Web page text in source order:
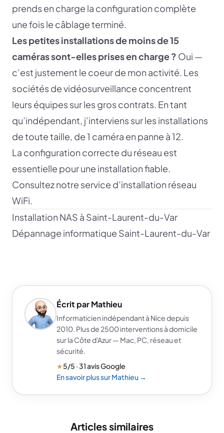
prends en charge la configuration complète
une fois le câblage terminé.
Les petites installations de moins de 15
caméras sont-elles prises en charge ? Oui —
c’est justement le coeur de mon activité. Les
sociétés de vidéosurveillance concentrent
leurs équipes sur les gros contrats. En tant
qu’indépendant, j’interviens sur les installations
de toute taille, de 1 caméra en panne à 12.
La configuration correcte du réseau est
essentielle pour une installation fiable.
Consultez notre service d’installation réseau
WiFi.
Installation NAS à Saint-Laurent-du-Var
Dépannage informatique Saint-Laurent-du-Var
Écrit par Mathieu
Informaticien indépendant à Nice depuis
2010. Plus de 2500 interventions à domicile
sur la Côte d'Azur — Mac, PC, réseau et
sécurité.
★5/5 · 31 avis Google
En savoir plus sur Mathieu →
Articles similaires